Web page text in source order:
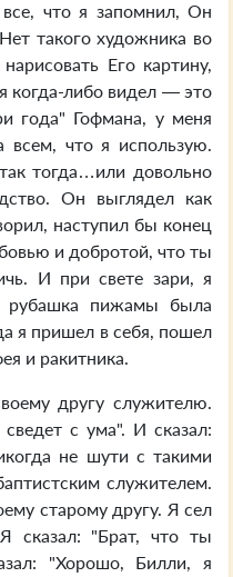
что я запомнил, Он
такого художника во
Его картину,
когда-либо видел — это
года" Гофмана, у меня
всем, что я использую.
тогда…или довольно
Он выглядел как
наступил бы конец
и добротой, что ты
И при свете зари, я
рубашка пижамы была
я пришел в себя, пошел
и ракитника.
другу служителю.
с ума". И сказал:
не шути с такими
служителем.
старому другу. Я сел
сказал: "Брат, что ты
"Хорошо, Билли, я